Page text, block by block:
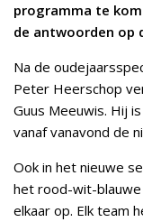
programma te
de antwoorden op
Na de
Peter Heerschop
Guus Meeuwis. Hij
vanaf vanavond de
Ook in het nieuwe
het rood-wit-
elkaar op. Elk team